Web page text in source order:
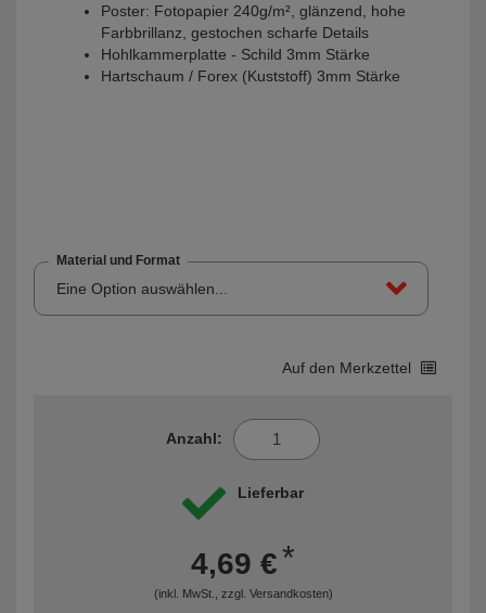
Poster: Fotopapier 240g/m², glänzend, hohe
Farbbrillanz, gestochen scharfe Details
Hohlkammerplatte - Schild 3mm Stärke
Hartschaum / Forex (Kuststoff) 3mm Stärke
Material und Format
Eine Option auswählen...
Auf den Merkzettel
Anzahl:
Lieferbar
4,69 €*
(inkl. MwSt., zzgl. Versandkosten)